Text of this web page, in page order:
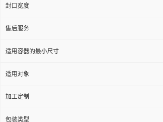
封口宽度
售后服务
适用容器的最小尺寸
适用对象
加工定制
包装类型